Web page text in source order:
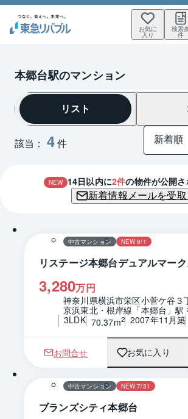
お気に
入り
検索
件
本郷台駅のマンション
該当： 4件
リスト
NEW 14日以内に2件の物件が公開さ
新着情報メールを受取
中古マンション NEW 8/1
リステージ本郷台デュアルマー
3,280万円
神奈川県横浜市栄区小菅ケ谷３
京浜東北・根岸線「本郷台」駅
3LDK 70.37m2 2007年11月築
お問合せ お気に入り
1 / 0
中古マンション NEW 7/31
ブランズシティ本郷台